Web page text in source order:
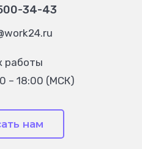
34-43
работы
– 18:00 (МСК)
нам